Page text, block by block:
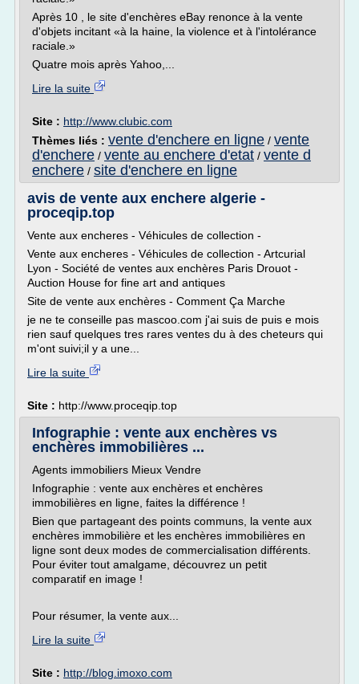
Après 10 , le site d'enchères eBay renonce à la vente
d'objets incitant «à la haine, la violence et à l'intolérance
raciale.»
Quatre mois après Yahoo,...
Lire la suite
Site : http://www.clubic.com
Thèmes liés : vente d'enchere en ligne / vente
d'enchere / vente au enchere d'etat / vente d
enchere / site d'enchere en ligne
avis de vente aux enchere algerie -
proceqip.top
Vente aux encheres - Véhicules de collection -
Vente aux encheres - Véhicules de collection - Artcurial
Lyon - Société de ventes aux enchères Paris Drouot -
Auction House for fine art and antiques
Site de vente aux enchères - Comment Ça Marche
je ne te conseille pas mascoo.com j'ai suis de puis e mois
rien sauf quelques tres rares ventes du à des cheteurs qui
m'ont suivi;il y a une...
Lire la suite
Site : http://www.proceqip.top
Infographie : vente aux enchères vs
enchères immobilières ...
Agents immobiliers Mieux Vendre
Infographie : vente aux enchères et enchères
immobilières en ligne, faites la différence !
Bien que partageant des points communs, la vente aux
enchères immobilière et les enchères immobilières en
ligne sont deux modes de commercialisation différents.
Pour éviter tout amalgame, découvrez un petit
comparatif en image !
Pour résumer, la vente aux...
Lire la suite
Site : http://blog.imoxo.com